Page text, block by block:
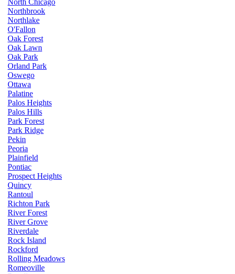
Northbrook
Northlake
O'Fallon
Oak Forest
Oak Lawn
Oak Park
Orland Park
Oswego
Ottawa
Palatine
Palos Heights
Palos Hills
Park Forest
Park Ridge
Pekin
Peoria
Plainfield
Pontiac
Prospect Heights
Quincy
Rantoul
Richton Park
River Forest
River Grove
Riverdale
Rock Island
Rockford
Rolling Meadows
Romeoville